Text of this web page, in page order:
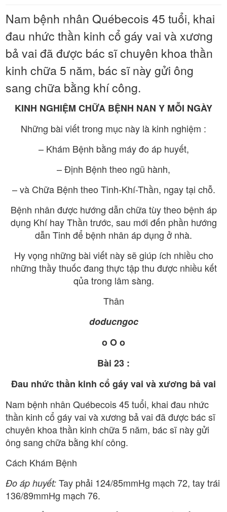
Nam bệnh nhân Québecois 45 tuổi, khai
đau nhức thần kinh cổ gáy vai và xương
bả vai đã được bác sĩ chuyên khoa thần
kinh chữa 5 năm, bác sĩ này gửi ông
sang chữa bằng khí công.
KINH NGHIỆM CHỮA BỆNH NAN Y MỖI NGÀY
Những bài viết trong mục này là kinh nghiệm :
– Khám Bệnh bằng máy đo áp huyết,
– Định Bệnh theo ngũ hành,
– và Chữa Bệnh theo Tinh-Khí-Thần, ngay tại chỗ.
Bệnh nhân được hướng dẫn chữa tùy theo bệnh áp
dụng Khí hay Thần trước, sau mới đến phần hướng
dẫn Tinh để bệnh nhân áp dụng ở nhà.
Hy vọng những bài viết này sẽ giúp ích nhiều cho
những thầy thuốc đang thực tập thu được nhiều kết
qủa trong lâm sàng.
Thân
doducngoc
o O o
Bài 23 :
Đau nhức thần kinh cổ gáy vai và xương bả vai
Nam bệnh nhân Québecois 45 tuổi, khai đau nhức
thần kinh cổ gáy vai và xương bả vai đã được bác sĩ
chuyên khoa thần kinh chữa 5 năm, bác sĩ này gửi
ông sang chữa bằng khí công.
Cách Khám Bệnh
Đo áp huyết: Tay phải 124/85mmHg mạch 72, tay trái
136/89mmHg mạch 76.